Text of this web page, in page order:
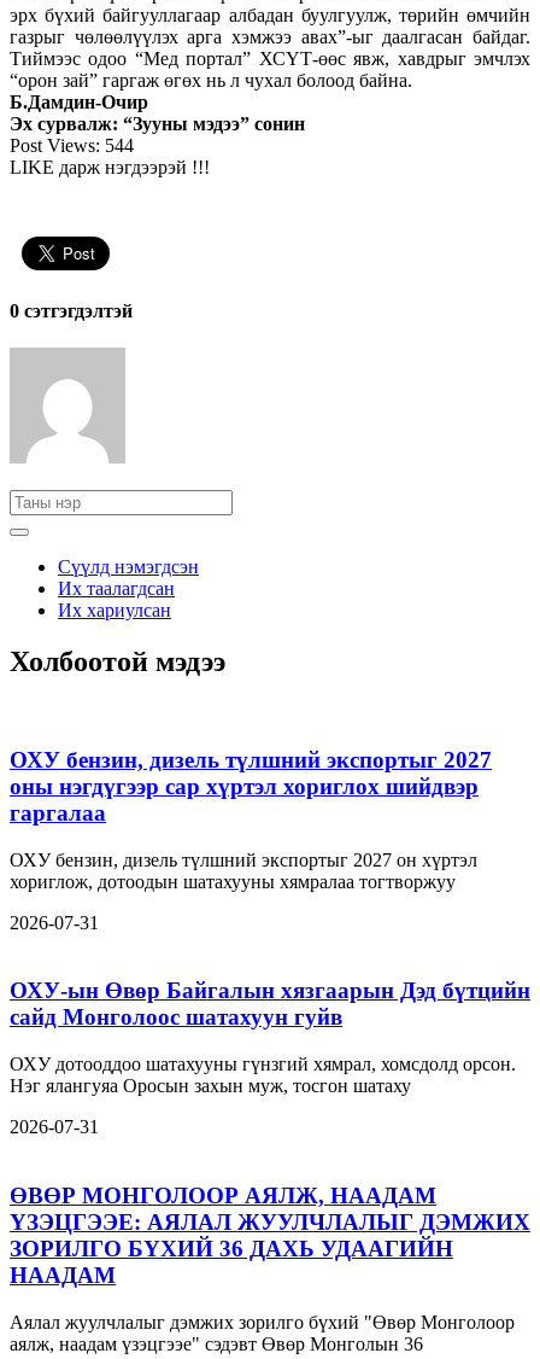
эрх бүхий байгууллагаар албадан буулгуулж, төрийн өмчийн
газрыг чөлөөлүүлэх арга хэмжээ авах”-ыг даалгасан байдаг.
Тиймээс одоо “Мед портал” ХСҮТ-өөс явж, хавдрыг эмчлэх
“орон зай” гаргаж өгөх нь л чухал болоод байна.
Б.Дамдин-Очир
Эх сурвалж: “Зууны мэдээ” сонин
Post Views: 544
LIKE дарж нэгдээрэй !!!
0 cэтгэгдэлтэй
Сүүлд нэмэгдсэн
Их таалагдсан
Их хариулсан
Холбоотой мэдээ
ОХУ бензин, дизель түлшний экспортыг 2027
оны нэгдүгээр сар хүртэл хориглох шийдвэр
гаргалаа
ОХУ бензин, дизель түлшний экспортыг 2027 он хүртэл
хориглож, дотоодын шатахууны хямралаа тогтворжуу
2026-07-31
ОХУ-ын Өвөр Байгалын хязгаарын Дэд бүтцийн
сайд Монголоос шатахуун гуйв
ОХУ дотооддоо шатахууны гүнзгий хямрал, хомсдолд орсон.
Нэг ялангуяа Оросын захын муж, тосгон шатаху
2026-07-31
ӨВӨР МОНГОЛООР АЯЛЖ, НААДАМ
ҮЗЭЦГЭЭЕ: АЯЛАЛ ЖУУЛЧЛАЛЫГ ДЭМЖИХ
ЗОРИЛГО БҮХИЙ 36 ДАХЬ УДААГИЙН
НААДАМ
Аялал жуулчлалыг дэмжих зорилго бүхий "Өвөр Монголоор
аялж, наадам үзэцгээе" сэдэвт Өвөр Монголын 36